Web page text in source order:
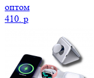
оптом
410. p